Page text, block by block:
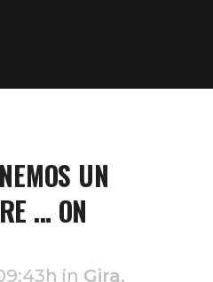
UN
… ON
in Gira,